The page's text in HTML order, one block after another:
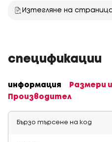
Изтегляне на
спецификации
информация
Размери
Производител
Бързо търсене на код